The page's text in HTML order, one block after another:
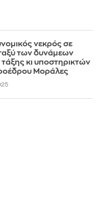
νεκρός σε
των δυνάμεων
κι υποστηρικτών
Μοράλες